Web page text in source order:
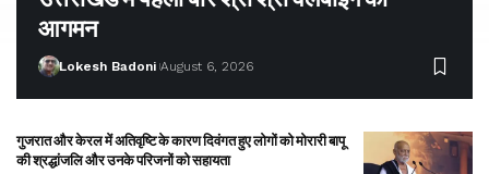
आगमन
Lokesh Badoni August 6, 2026
गुजरात और केरल में अतिवृष्टि के कारण दिवंगत हुए लोगों को मोरारी बापू
की श्रद्धांजलि और उनके परिजनों को सहायता